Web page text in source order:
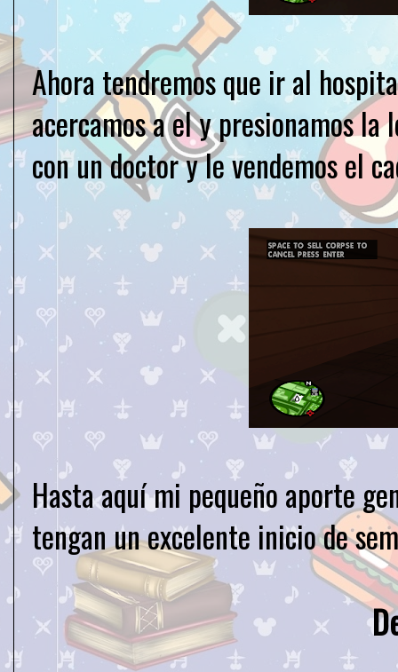
Ahora tendremos que ir al
acercamos a el y presionamos
con un doctor y le vendemos el
Hasta aquí mi pequeño aporte
tengan un excelente inicio de